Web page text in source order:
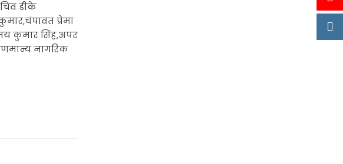
डीके
प्रेमा
कुमार सिंह,अपर
नागरिक